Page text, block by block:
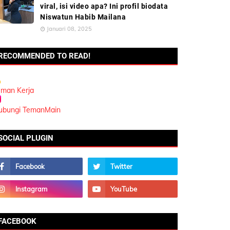
viral, isi video apa? Ini profil biodata
Niswatun Habib Mailana
Januari 08, 2025
TO READ!
Kerja
TemanMain
PLUGIN